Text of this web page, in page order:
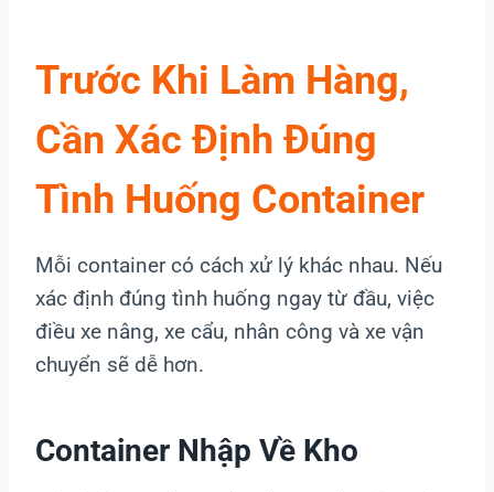
Trước Khi Làm Hàng,
Cần Xác Định Đúng
Tình Huống Container
Mỗi container có cách xử lý khác nhau. Nếu
xác định đúng tình huống ngay từ đầu, việc
điều xe nâng, xe cẩu, nhân công và xe vận
chuyển sẽ dễ hơn.
Container Nhập Về Kho